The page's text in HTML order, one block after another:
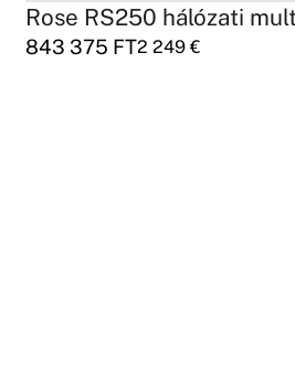
Rose RS250 hálózati
843 375 FT2 249€